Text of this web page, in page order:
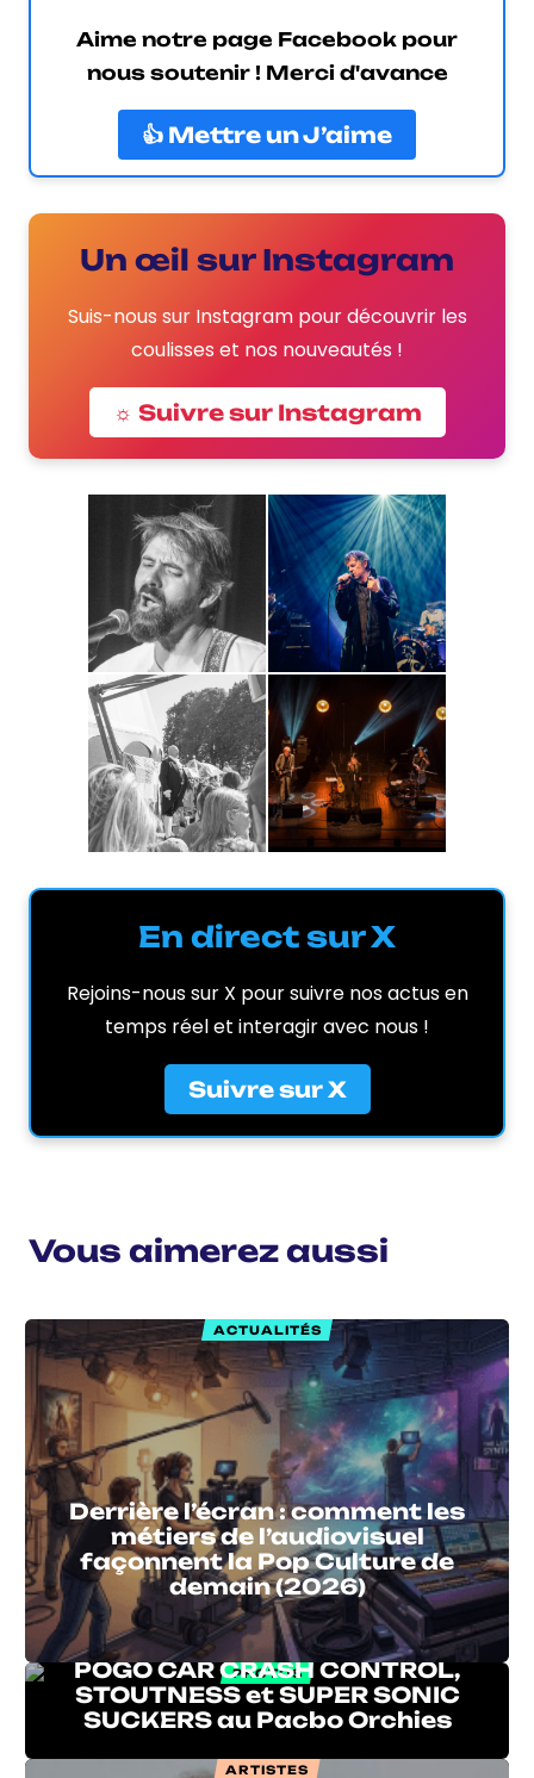
Aime notre page Facebook pour
nous soutenir ! Merci d'avance
👍 Mettre un J’aime
Un œil sur Instagram
Suis-nous sur Instagram pour découvrir les
coulisses et nos nouveautés !
☼ Suivre sur Instagram
En direct sur X
Rejoins-nous sur X pour suivre nos actus en
temps réel et interagir avec nous !
Suivre sur X
Vous aimerez aussi
ACTUALITÉS
Derrière l’écran : comment les
métiers de l’audiovisuel
façonnent la Pop Culture de
demain (2026)
PHOTOS
POGO CAR CRASH CONTROL,
STOUTNESS et SUPER SONIC
SUCKERS au Pacbo Orchies
ARTISTES